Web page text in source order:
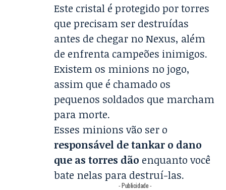
Este cristal é protegido por torres
que precisam ser destruídas
antes de chegar no Nexus, além
de enfrenta campeões inimigos.
Existem os minions no jogo,
assim que é chamado os
pequenos soldados que marcham
para morte.
Esses minions vão ser o
responsável de tankar o dano
que as torres dão enquanto você
bate nelas para destruí-las.
- Publicidade -